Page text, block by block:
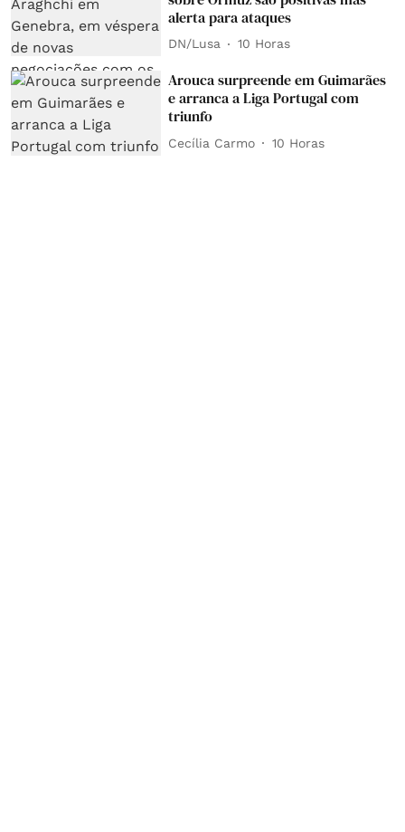
alerta para ataques
DN/Lusa 10 Horas
Arouca surpreende em Guimarães
e arranca a Liga Portugal com
triunfo
Cecília Carmo 10 Horas